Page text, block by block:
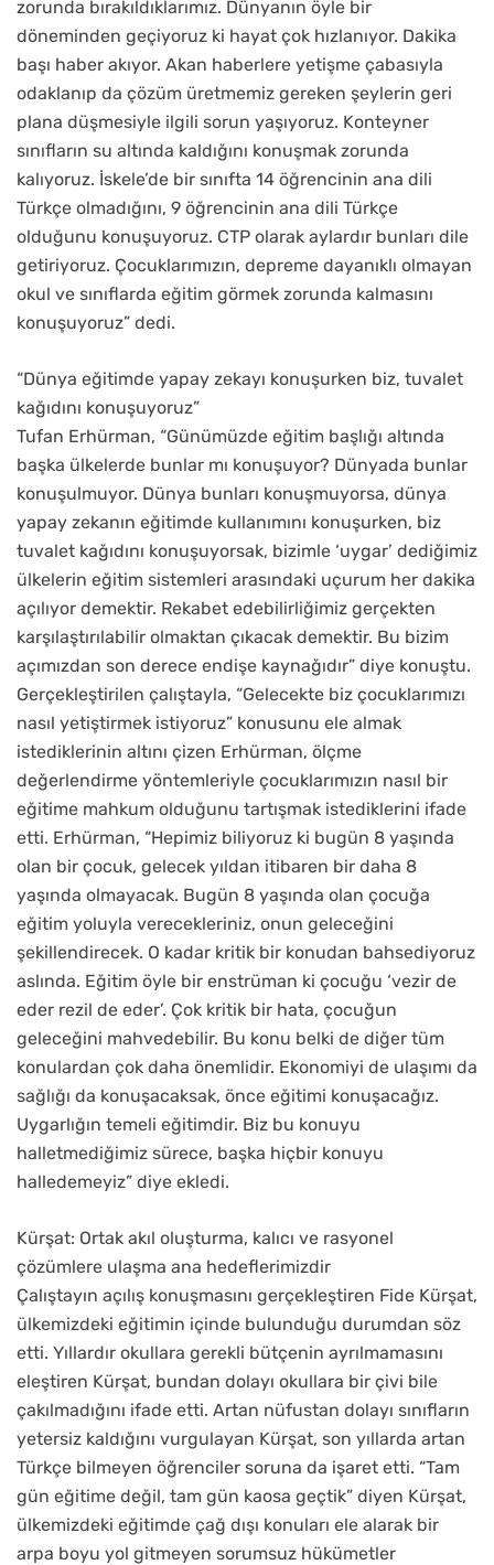
zorunda bırakıldıklarımız. Dünyanın öyle bir
döneminden geçiyoruz ki hayat çok hızlanıyor. Dakika
başı haber akıyor. Akan haberlere yetişme çabasıyla
odaklanıp da çözüm üretmemiz gereken şeylerin geri
plana düşmesiyle ilgili sorun yaşıyoruz. Konteyner
sınıfların su altında kaldığını konuşmak zorunda
kalıyoruz. İskele’de bir sınıfta 14 öğrencinin ana dili
Türkçe olmadığını, 9 öğrencinin ana dili Türkçe
olduğunu konuşuyoruz. CTP olarak aylardır bunları dile
getiriyoruz. Çocuklarımızın, depreme dayanıklı olmayan
okul ve sınıflarda eğitim görmek zorunda kalmasını
konuşuyoruz” dedi.
“Dünya eğitimde yapay zekayı konuşurken biz, tuvalet
kağıdını konuşuyoruz”
Tufan Erhürman, “Günümüzde eğitim başlığı altında
başka ülkelerde bunlar mı konuşuyor? Dünyada bunlar
konuşulmuyor. Dünya bunları konuşmuyorsa, dünya
yapay zekanın eğitimde kullanımını konuşurken, biz
tuvalet kağıdını konuşuyorsak, bizimle ‘uygar’ dediğimiz
ülkelerin eğitim sistemleri arasındaki uçurum her dakika
açılıyor demektir. Rekabet edebilirliğimiz gerçekten
karşılaştırılabilir olmaktan çıkacak demektir. Bu bizim
açımızdan son derece endişe kaynağıdır” diye konuştu.
Gerçekleştirilen çalıştayla, “Gelecekte biz çocuklarımızı
nasıl yetiştirmek istiyoruz” konusunu ele almak
istediklerinin altını çizen Erhürman, ölçme
değerlendirme yöntemleriyle çocuklarımızın nasıl bir
eğitime mahkum olduğunu tartışmak istediklerini ifade
etti. Erhürman, “Hepimiz biliyoruz ki bugün 8 yaşında
olan bir çocuk, gelecek yıldan itibaren bir daha 8
yaşında olmayacak. Bugün 8 yaşında olan çocuğa
eğitim yoluyla verecekleriniz, onun geleceğini
şekillendirecek. O kadar kritik bir konudan bahsediyoruz
aslında. Eğitim öyle bir enstrüman ki çocuğu ‘vezir de
eder rezil de eder’. Çok kritik bir hata, çocuğun
geleceğini mahvedebilir. Bu konu belki de diğer tüm
konulardan çok daha önemlidir. Ekonomiyi de ulaşımı da
sağlığı da konuşacaksak, önce eğitimi konuşacağız.
Uygarlığın temeli eğitimdir. Biz bu konuyu
halletmediğimiz sürece, başka hiçbir konuyu
halledemeyiz” diye ekledi.
Kürşat: Ortak akıl oluşturma, kalıcı ve rasyonel
çözümlere ulaşma ana hedeflerimizdir
Çalıştayın açılış konuşmasını gerçekleştiren Fide Kürşat,
ülkemizdeki eğitimin içinde bulunduğu durumdan söz
etti. Yıllardır okullara gerekli bütçenin ayrılmamasını
eleştiren Kürşat, bundan dolayı okullara bir çivi bile
çakılmadığını ifade etti. Artan nüfustan dolayı sınıfların
yetersiz kaldığını vurgulayan Kürşat, son yıllarda artan
Türkçe bilmeyen öğrenciler soruna da işaret etti. “Tam
gün eğitime değil, tam gün kaosa geçtik” diyen Kürşat,
ülkemizdeki eğitimde çağ dışı konuları ele alarak bir
arpa boyu yol gitmeyen sorumsuz hükümetler